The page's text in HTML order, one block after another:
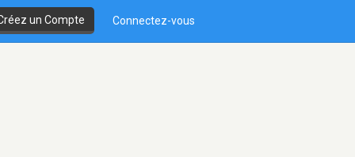
un Compte Connectez-vous